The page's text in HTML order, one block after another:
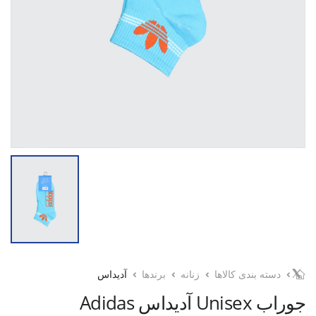
دسته بندی کالاها زنانه برندها آدیداس
جوراب Unisex آدیداس Adidas